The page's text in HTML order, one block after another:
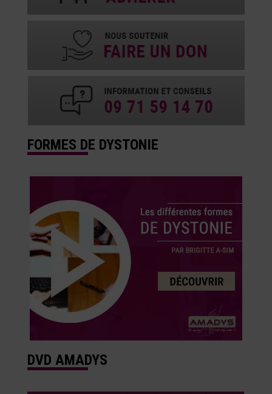
FORMES DE DYSTONIE
DVD AMADYS